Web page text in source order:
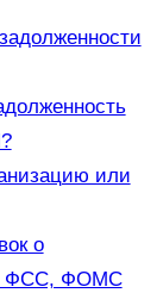
или
о
ФСС, ФОМС